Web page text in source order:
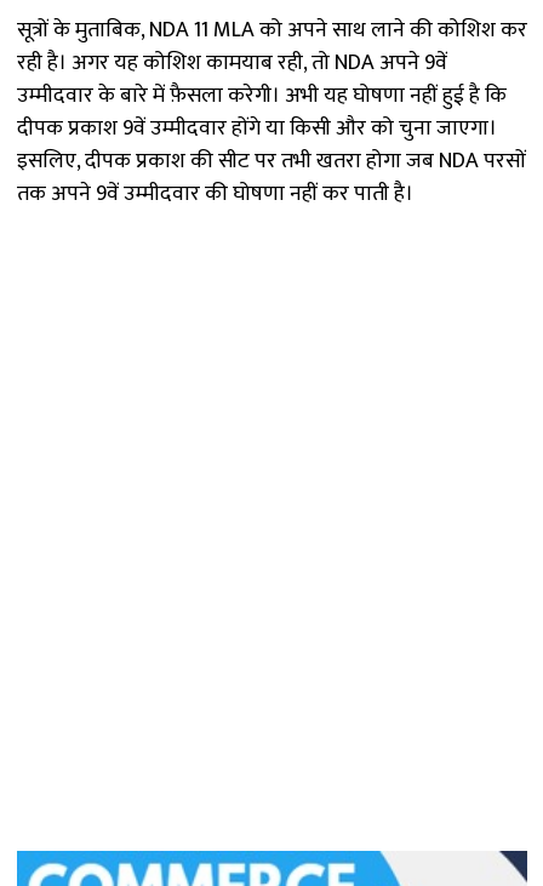
सूत्रों के मुताबिक, NDA 11 MLA को अपने साथ लाने की कोशिश कर
रही है। अगर यह कोशिश कामयाब रही, तो NDA अपने 9वें
उम्मीदवार के बारे में फ़ैसला करेगी। अभी यह घोषणा नहीं हुई है कि
दीपक प्रकाश 9वें उम्मीदवार होंगे या किसी और को चुना जाएगा।
इसलिए, दीपक प्रकाश की सीट पर तभी खतरा होगा जब NDA परसों
तक अपने 9वें उम्मीदवार की घोषणा नहीं कर पाती है।